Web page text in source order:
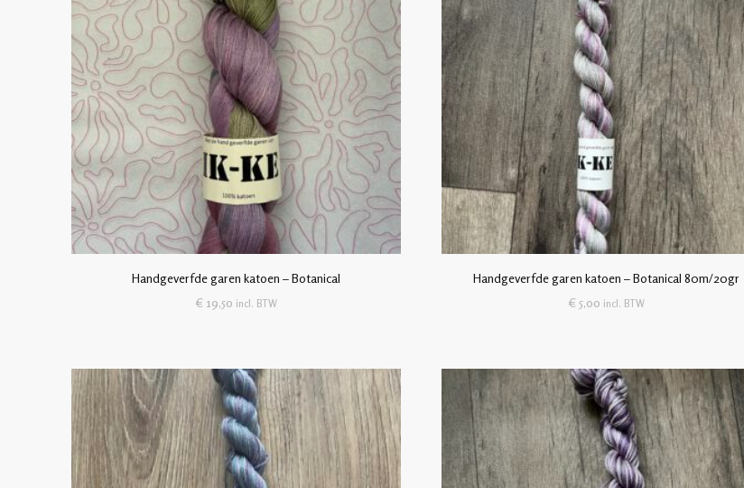
Handgeverfde garen katoen – Botanical
€ 19,50 incl. BTW
Handgeverfde garen katoen – Botanical 80m/20gr
€ 5,00 incl. BTW